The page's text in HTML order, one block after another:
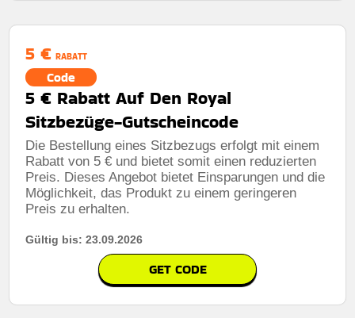
5 € RABATT
Code
5 € Rabatt Auf Den Royal
Sitzbezüge-Gutscheincode
Die Bestellung eines Sitzbezugs erfolgt mit einem
Rabatt von 5 € und bietet somit einen reduzierten
Preis. Dieses Angebot bietet Einsparungen und die
Möglichkeit, das Produkt zu einem geringeren
Preis zu erhalten.
Gültig bis: 23.09.2026
GET CODE